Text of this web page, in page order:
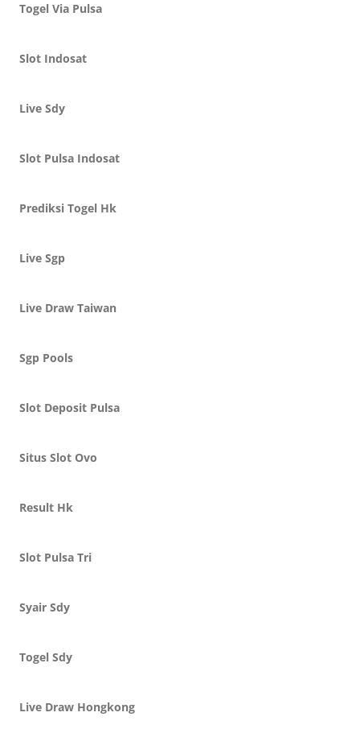
Togel Via Pulsa
Slot Indosat
Live Sdy
Slot Pulsa Indosat
Prediksi Togel Hk
Live Sgp
Live Draw Taiwan
Sgp Pools
Slot Deposit Pulsa
Situs Slot Ovo
Result Hk
Slot Pulsa Tri
Syair Sdy
Togel Sdy
Live Draw Hongkong